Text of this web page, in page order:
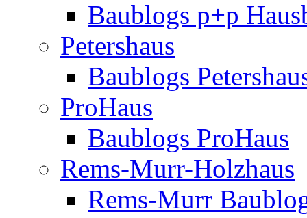
Baublogs p+p
Petershaus
Baublogs
ProHaus
Baublogs ProHaus
Rems-Murr-Holzhaus
Rems-Murr